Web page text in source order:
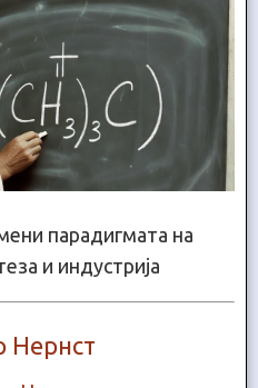
парадигмата на
и индустрија
Нернст